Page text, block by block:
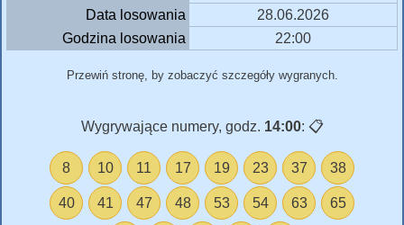
Data losowania
28.06.2026
Godzina losowania
22:00
Przewiń stronę, by zobaczyć szczegóły wygranych.
Wygrywające numery, godz. 14:00: 📋
8 10 11 17 19 23 37 38
40 41 47 48 53 54 63 65